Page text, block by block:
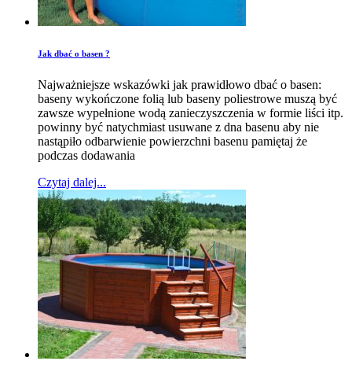
Jak dbać o basen ?
Najważniejsze wskazówki jak prawidłowo dbać o basen:
baseny wykończone folią lub baseny poliestrowe muszą być
zawsze wypełnione wodą zanieczyszczenia w formie liści itp.
powinny być natychmiast usuwane z dna basenu aby nie
nastąpiło odbarwienie powierzchni basenu pamiętaj że
podczas dodawania
Czytaj dalej...